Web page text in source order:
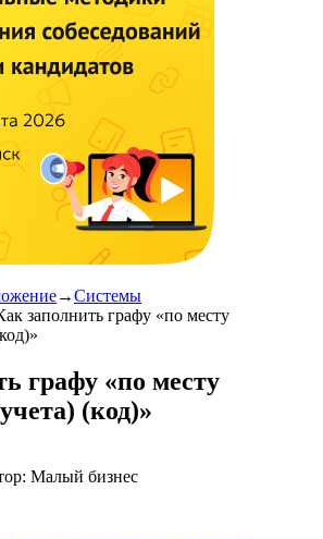
→Системы
заполнить графу «по месту
графу «по месту
(код)»
Малый бизнес